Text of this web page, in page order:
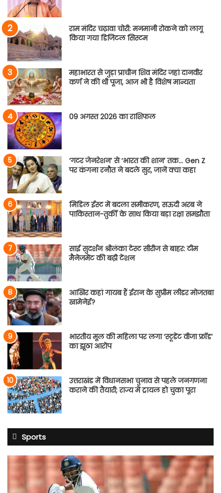
राम मंदिर चढ़ावा चोरी: मनमानी रोकने को लागू
किया गया डिजिटल सिस्टम
महाभारत से जुड़ा प्राचीन शिव मंदिर जहां दानवीर
कर्ण ने की थी पूजा, आज भी है विशेष मान्यता
09 अगस्त 2026 का राशिफल
‘गटर जेनरेशन’ से ‘भारत की शान’ तक… Gen Z
पर कंगना रनौत ने बदले सुर, जानें क्या कहा
मिडिल ईस्ट में बदला समीकरण, सऊदी अरब ने
पाकिस्तान-तुर्की के साथ किया बड़ा रक्षा समझौता
साई सुदर्शन श्रीलंका टेस्ट सीरीज से बाहर: टीम
मैनेजमेंट की बढ़ी टेंशन
आखिर कहां गायब हैं ईरान के सुप्रीम लीडर मोजतबा
खामेनेई?
भारतीय मूल की महिला पर लगा ‘स्टूडेंट वीजा फ्रॉड’
का झूठा आरोप
उत्तराखंड में विधानसभा चुनाव से पहले जनगणना
कराने की तैयारी; राज्य में ट्रायल हो चुका पूरा
Sports
साई
श्रीलंका